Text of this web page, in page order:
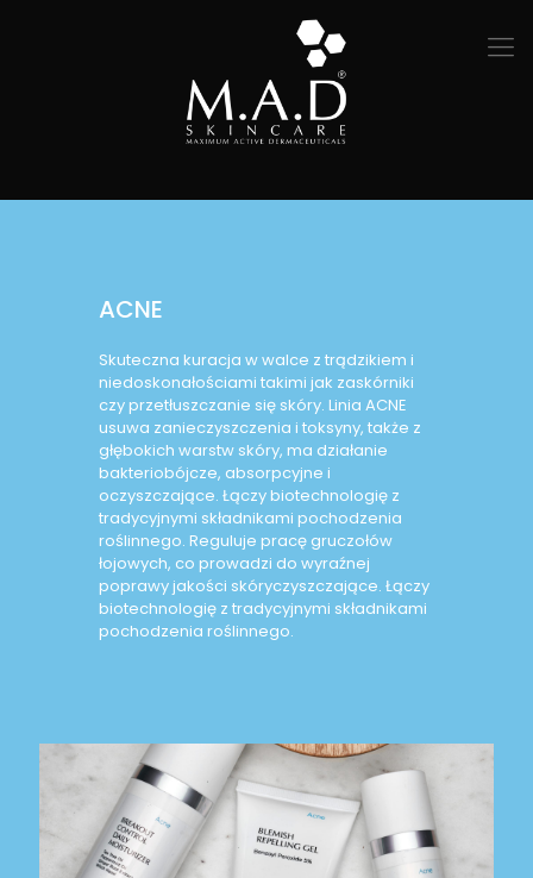
ACNE
Skuteczna kuracja w walce z trądzikiem i
niedoskonałościami takimi jak zaskórniki
czy przetłuszczanie się skóry. Linia ACNE
usuwa zanieczyszczenia i toksyny, także z
głębokich warstw skóry, ma działanie
bakteriobójcze, absorpcyjne i
oczyszczające. Łączy biotechnologię z
tradycyjnymi składnikami pochodzenia
roślinnego. Reguluje pracę gruczołów
łojowych, co prowadzi do wyraźnej
poprawy jakości skóryczyszczające. Łączy
biotechnologię z tradycyjnymi składnikami
pochodzenia roślinnego.